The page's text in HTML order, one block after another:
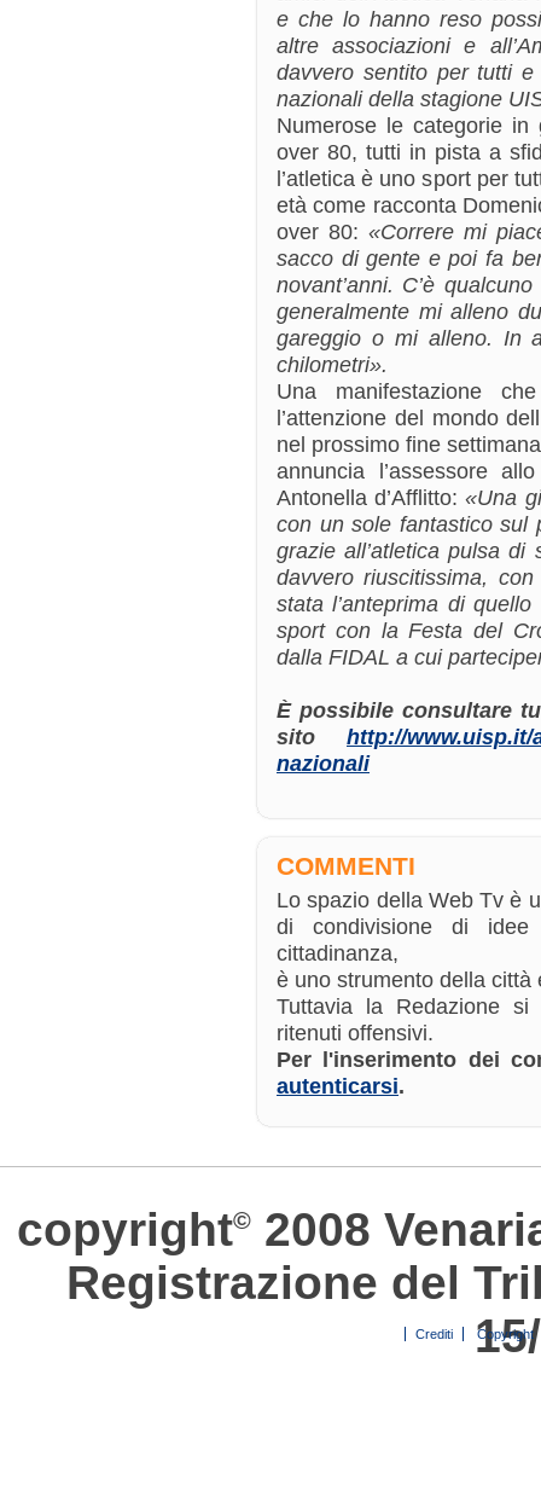
e che lo hanno reso
altre associazioni e
davvero sentito per tutti
nazionali della stagione
Numerose le categorie in
over 80, tutti in pista a
l’atletica è uno sport per
età come racconta
over 80: «Correre mi
sacco di gente e poi fa
novant’anni. C’è
generalmente mi alleno
gareggio o mi alleno. In
chilometri».
Una manifestazione
l’attenzione del mondo
nel prossimo fine
annuncia l’assessore
Antonella d’Afflitto:«Una
con un sole fantastico sul
grazie all’atletica pulsa di
davvero riuscitissima,
stata l’anteprima di
sport con la Festa del
dalla FIDAL a cui
È possibile consultare
sito http://www.uisp.it/
nazionali
COMMENTI
Lo spazio della Web Tv è
di condivisione di
cittadinanza,
è uno strumento della città
Tuttavia la Redazione
ritenuti offensivi.
Per l'inserimento dei
autenticarsi.
copyright© 2008
Registrazione del
Crediti Copyright